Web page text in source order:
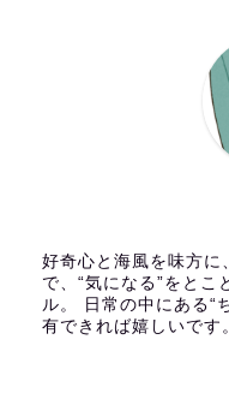
好奇心と海風を味方に
で、“気になる”をとこ
ル。 日常の中にある“
有できれば嬉しいです